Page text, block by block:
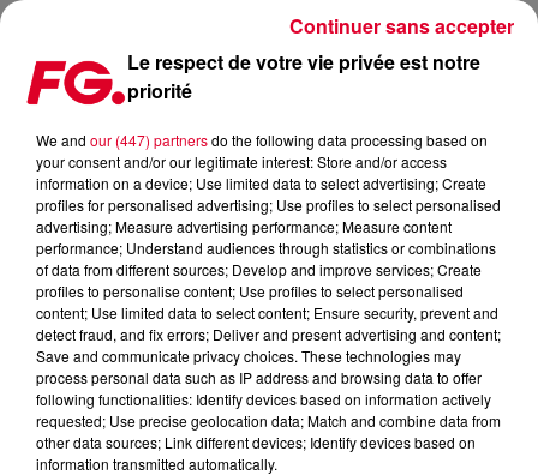
FREE PARTY DU NOUVEL AN : LES ORGANISATEURS
Publié : 6 janvier 2021 à 10h48 par Christophe HUBERT
Le respect de votre vie privée est notre
priorité
We and our (447) partnersdo the following data processing based on
your consent and/or our legitimate interest: Store and/or access
information on a device; Use limited data to select advertising; Create
profiles for personalised advertising; Use profiles to select personalised
advertising; Measure advertising performance; Measure content
performance; Understand audiences through statistics or combinations
of data from different sources; Develop and improve services; Create
profiles to personalise content; Use profiles to select personalised
content; Use limited data to select content; Ensure security, prevent and
detect fraud, and fix errors; Deliver and present advertising and content;
Save and communicate privacy choices. These technologies may
process personal data such as IP address and browsing data to offer
following functionalities: Identify devices based on information actively
requested; Use precise geolocation data; Match and combine data from
other data sources; Link different devices; Identify devices based on
information transmitted automatically.
Continuer sans accepter